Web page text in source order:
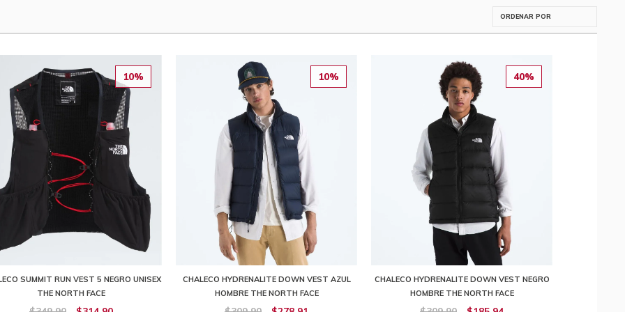
10%
SUMMIT RUN VEST 5 NEGRO UNISEX
THE NORTH FACE
10%
CHALECO HYDRENALITE DOWN VEST AZUL
HOMBRE THE NORTH FACE
40%
CHALECO HYDRENALITE DOWN VEST NEGRO
HOMBRE THE NORTH FACE